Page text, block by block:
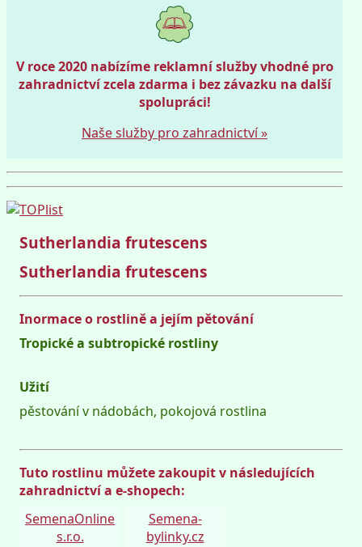
V roce 2020 nabízíme reklamní služby vhodné pro
zahradnictví zcela zdarma i bez závazku na další
spolupráci!
Naše služby pro zahradnictví »
Sutherlandia frutescens
Sutherlandia frutescens
Inormace o rostlině a jejím pětování
Tropické a subtropické rostliny
Užití
pěstování v nádobách, pokojová rostlina
Tuto rostlinu můžete zakoupit v následujících
zahradnictví a e-shopech:
SemenaOnline
s.r.o.
Semena-
bylinky.cz